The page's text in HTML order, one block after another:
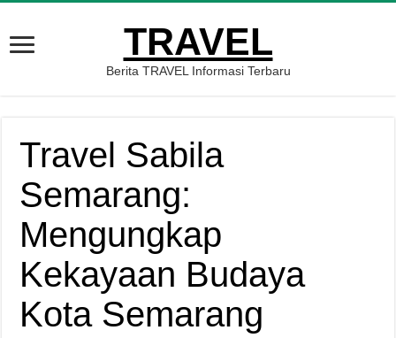
TRAVEL
Berita TRAVEL Informasi Terbaru
Travel Sabila
Semarang:
Mengungkap
Kekayaan Budaya
Kota Semarang